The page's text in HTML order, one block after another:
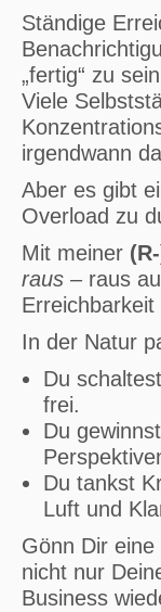
Ständige
„fertig“ zu
Viele
irgendwann
Aber es gibt
Overload zu
Mit meiner
raus – raus
In der Natur
Du
frei.
Du
Du tankst
Luft und
Gönn Dir eine
nicht nur
Business